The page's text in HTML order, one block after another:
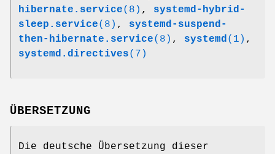
hibernate.service(8) , systemd-hybrid-
sleep.service(8) , systemd-suspend-
then-hibernate.service(8) , systemd(1) ,
systemd.directives(7)
ÜBERSETZUNG
Die deutsche Übersetzung dieser